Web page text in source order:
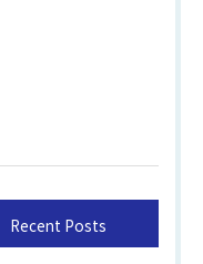
Recent Posts